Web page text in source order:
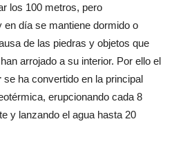
los 100 metros, pero
en día se mantiene dormido o
de las piedras y objetos que
arrojado a su interior. Por ello el
se ha convertido en la principal
erupcionando cada 8
y lanzando el agua hasta 20